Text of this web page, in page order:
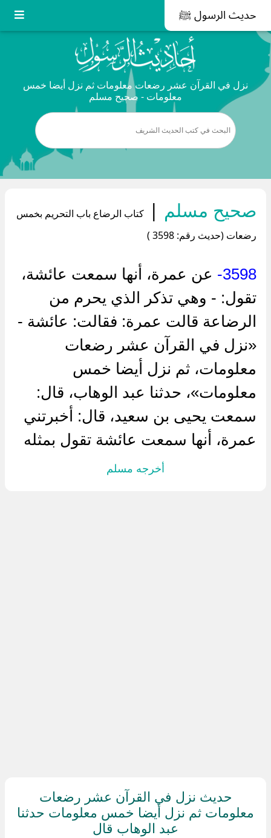
حديث الرسول ﷺ
نزل في القرآن عشر رضعات معلومات ثم نزل أيضا خمس
معلومات - صحيح مسلم
صحيح مسلم |
كتاب الرضاع باب التحريم بخمس
رضعات (حديث رقم: 3598 )
3598-
عن عمرة، أنها سمعت عائشة،
تقول: - وهي تذكر الذي يحرم من
الرضاعة قالت عمرة: فقالت: عائشة -
«نزل في القرآن عشر رضعات
معلومات، ثم نزل أيضا خمس
معلومات»، حدثنا عبد الوهاب، قال:
سمعت يحيى بن سعيد، قال: أخبرتني
عمرة، أنها سمعت عائشة تقول بمثله
أخرجه مسلم
حديث نزل في القرآن عشر رضعات
معلومات ثم نزل أيضا خمس معلومات حدثنا
عبد الوهاب قال